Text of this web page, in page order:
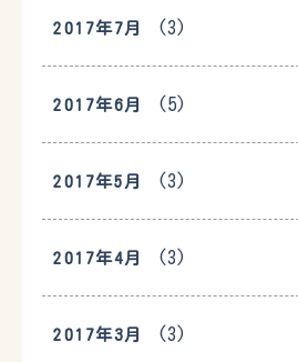
2017年7月 (3)
2017年6月 (5)
2017年5月 (3)
2017年4月 (3)
2017年3月 (3)